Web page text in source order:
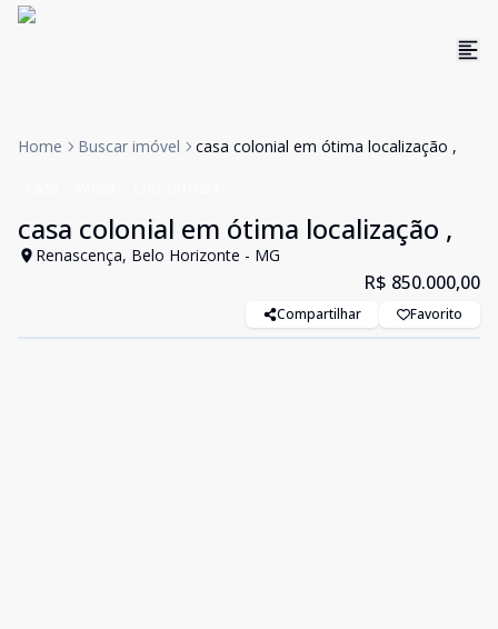
Home Buscar imóvel casa colonial em ótima localização ,
casa colonial em ótima localização ,
Renascença, Belo Horizonte - MG
R$ 850.000,00
Compartilhar Favorito